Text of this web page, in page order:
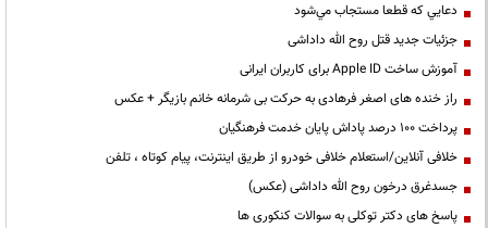
دعايي كه قطعا مستجاب مي‌شود
جزئیات جدید قتل روح الله داداشی
آموزش ساخت Apple ID برای کاربران ایرانی
راز خنده های اصغر فرهادی به حرکت بی شرمانه خانم بازیگر + عکس
پرداخت ۱۰۰ درصد پاداش پایان خدمت فرهنگیان
خلافی آنلاین/استعلام خلافی خودرو از طریق اینترنت، پیام کوتاه ، تلفن
جسدغرق درخون روح الله داداشی (عکس)
پاسخ های دکتر توکلی به سوالات کنکوری ها